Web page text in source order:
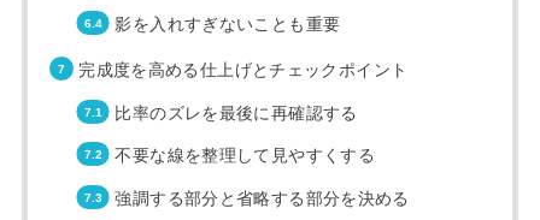
影を入れすぎないことも重要
完成度を高める仕上げとチェックポイント
比率のズレを最後に再確認する
不要な線を整理して見やすくする
強調する部分と省略する部分を決める